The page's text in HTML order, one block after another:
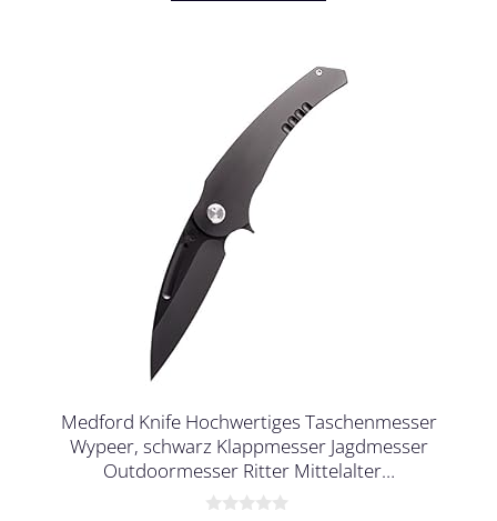
Medford Knife Hochwertiges Taschenmesser
Wypeer, schwarz Klappmesser Jagdmesser
Outdoormesser Ritter Mittelalter…